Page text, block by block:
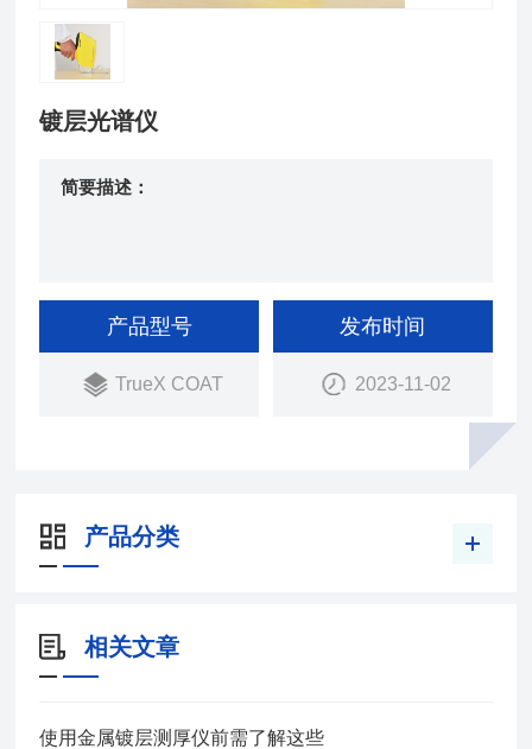
镀层光谱仪
简要描述：
产品型号
TrueX COAT
发布时间
2023-11-02
产品分类
相关文章
使用金属镀层测厚仪前需了解这些